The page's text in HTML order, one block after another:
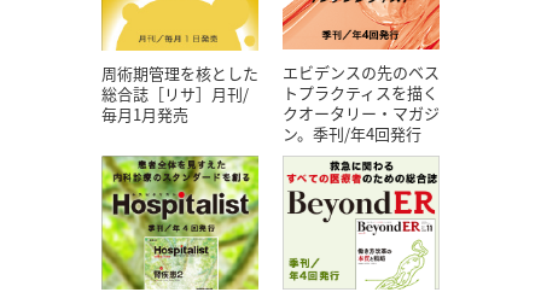
周術期管理を核とした
総合誌［リサ］月刊/
毎月1月発売
エビデンスの先のベス
トプラクティスを描く
クオータリー・マガジ
ン。季刊/年4回発行